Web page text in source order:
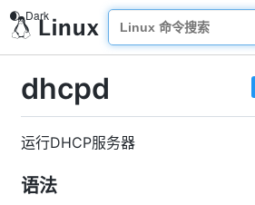
dhcpd
运行DHCP服务器
语法